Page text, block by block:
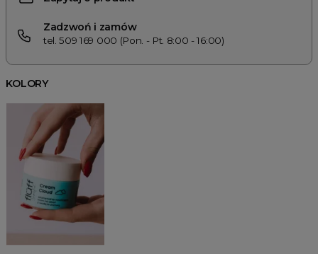
Zadzwoń i zamów
tel. 509 169 000 (Pon. - Pt. 8:00 - 16:00)
KOLORY